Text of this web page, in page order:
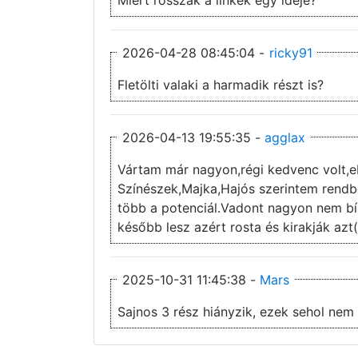
2026-04-28 08:45:04 - ricky91
Fletölti valaki a harmadik részt is?
2026-04-13 19:55:35 - agglax
Vártam már nagyon,régi kedvenc
Színészek,Majka,Hajós szerintem
több a potenciál.Vadont nagyon nem
később lesz azért rosta és kirakják
2025-10-31 11:45:38 - Mars
Sajnos 3 rész hiányzik, ezek sehol